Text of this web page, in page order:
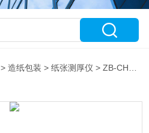
>造纸包装 >纸张测厚仪 > ZB-CH数显纸张测厚仪